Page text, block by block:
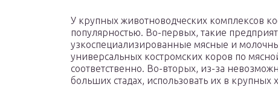
У крупных животноводческих комплексов
популярностью. Во-первых, такие
узкоспециализированные мясные и
универсальных костромских коров по
соответственно. Во-вторых, из-за
больших стадах, использовать их в крупных